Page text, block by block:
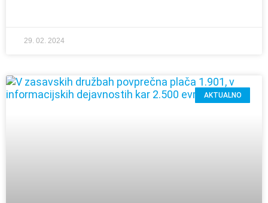
29. 02. 2024
AKTUALNO